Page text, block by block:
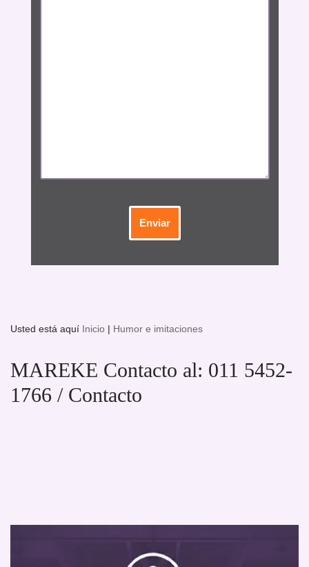
Usted está aquí Inicio | Humor e imitaciones
MAREKE Contacto al: 011 5452-
1766 / Contacto